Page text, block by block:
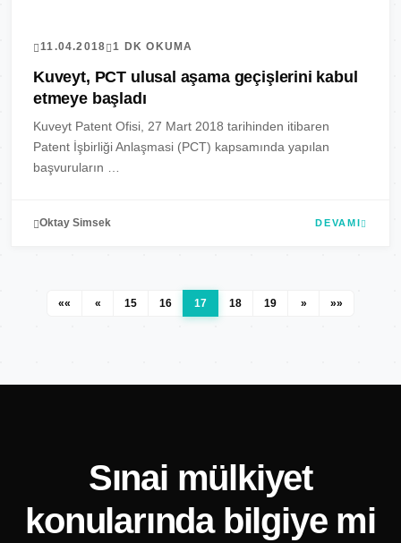
11.04.2018 1 DK OKUMA
Kuveyt, PCT ulusal aşama geçişlerini kabul
etmeye başladı
Kuveyt Patent Ofisi, 27 Mart 2018 tarihinden itibaren
Patent İşbirliği Anlaşmasi (PCT) kapsamında yapılan
başvuruların …
Oktay Simsek DEVAMI
«« « 15 16 17 18 19 » »»
Sınai mülkiyet
konularında bilgiye mi